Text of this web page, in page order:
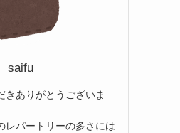
saifu
きありがとうございま
レパートリーの多さには